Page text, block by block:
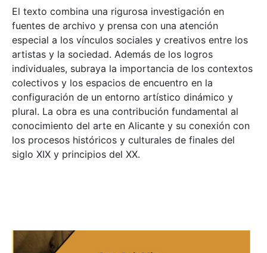
El texto combina una rigurosa investigación en
fuentes de archivo y prensa con una atención
especial a los vínculos sociales y creativos entre los
artistas y la sociedad. Además de los logros
individuales, subraya la importancia de los contextos
colectivos y los espacios de encuentro en la
configuración de un entorno artístico dinámico y
plural. La obra es una contribución fundamental al
conocimiento del arte en Alicante y su conexión con
los procesos históricos y culturales de finales del
siglo XIX y principios del XX.